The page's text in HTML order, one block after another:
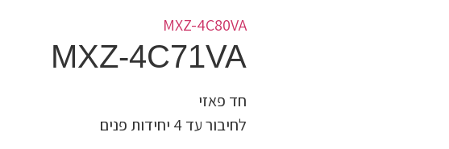
MXZ-4C80VA
MXZ-4C71VA
חד פאזי
לחיבור עד 4 יחידות פנים